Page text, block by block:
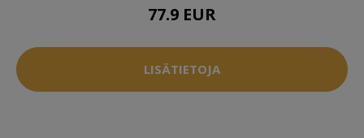
77.9 EUR
LISÄTIETOJA